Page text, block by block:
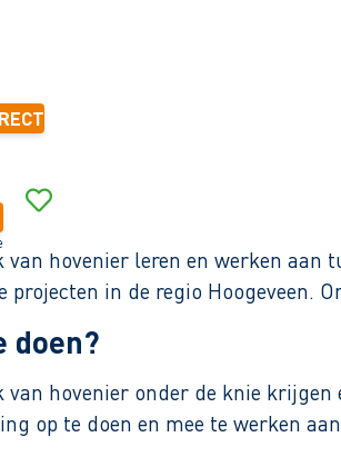
van hovenier leren en werken
projecten in de regio Hoogeveen.
doen?
van hovenier onder de knie
op te doen en mee te werken